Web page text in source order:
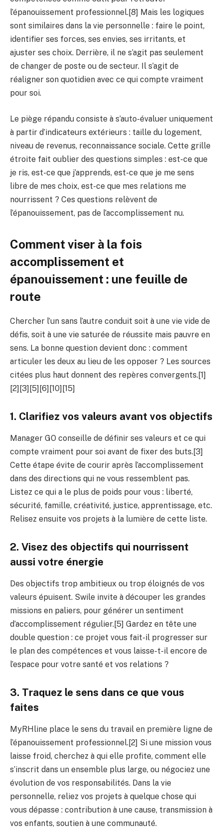
l’épanouissement professionnel.[8] Mais les logiques
sont similaires dans la vie personnelle : faire le point,
identifier ses forces, ses envies, ses irritants, et
ajuster ses choix. Derrière, il ne s’agit pas seulement
de changer de poste ou de secteur. Il s’agit de
réaligner son quotidien avec ce qui compte vraiment
pour soi.
Le piège répandu consiste à s’auto-évaluer uniquement
à partir d’indicateurs extérieurs : taille du logement,
niveau de revenus, reconnaissance sociale. Cette grille
étroite fait oublier des questions simples : est-ce que
je ris, est-ce que j’apprends, est-ce que je me sens
libre de mes choix, est-ce que mes relations me
nourrissent ? Ces questions relèvent de
l’épanouissement, pas de l’accomplissement nu.
Comment viser à la fois
accomplissement et
épanouissement : une feuille de
route
Chercher l’un sans l’autre conduit soit à une vie vide de
défis, soit à une vie saturée de réussite mais pauvre en
sens. La bonne question devient donc : comment
articuler les deux au lieu de les opposer ? Les sources
citées plus haut donnent des repères convergents.[1]
[2][3][5][6][10][15]
1. Clarifiez vos valeurs avant vos objectifs
Manager GO conseille de définir ses valeurs et ce qui
compte vraiment pour soi avant de fixer des buts.[3]
Cette étape évite de courir après l’accomplissement
dans des directions qui ne vous ressemblent pas.
Listez ce qui a le plus de poids pour vous : liberté,
sécurité, famille, créativité, justice, apprentissage, etc.
Relisez ensuite vos projets à la lumière de cette liste.
2. Visez des objectifs qui nourrissent
aussi votre énergie
Des objectifs trop ambitieux ou trop éloignés de vos
valeurs épuisent. Swile invite à découper les grandes
missions en paliers, pour générer un sentiment
d’accomplissement régulier.[5] Gardez en tête une
double question : ce projet vous fait-il progresser sur
le plan des compétences et vous laisse-t-il encore de
l’espace pour votre santé et vos relations ?
3. Traquez le sens dans ce que vous
faites
MyRHline place le sens du travail en première ligne de
l’épanouissement professionnel.[2] Si une mission vous
laisse froid, cherchez à qui elle profite, comment elle
s’inscrit dans un ensemble plus large, ou négociez une
évolution de vos responsabilités. Dans la vie
personnelle, reliez vos projets à quelque chose qui
vous dépasse : contribution à une cause, transmission à
vos enfants, soutien à une communauté.